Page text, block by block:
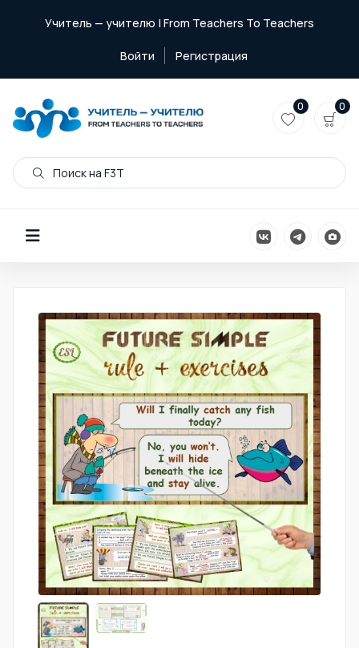
Учитель — учителю | From Teachers To Teachers
Войти Регистрация
Поиск на F3T
0 0